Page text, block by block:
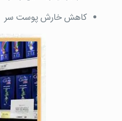
کاهش خارش پوست سر